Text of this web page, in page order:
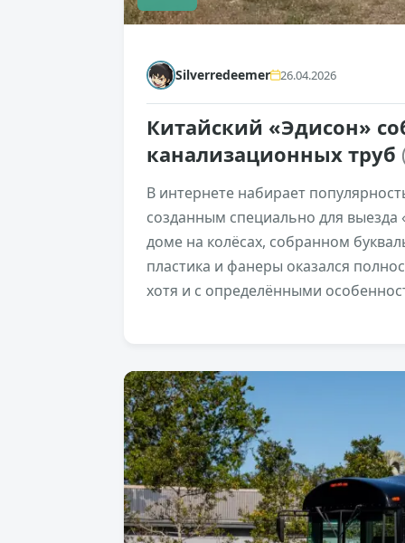
Silverredeemer 26.04.2026
Китайский «Эдисон»
канализационных труб
В интернете набирает
созданным специально для
доме на колёсах, собранном
пластика и фанеры оказался
хотя и с определёнными